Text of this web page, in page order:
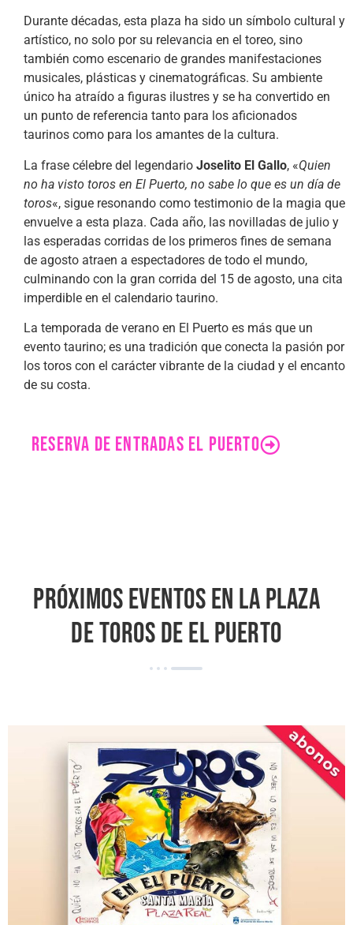
Durante décadas, esta plaza ha sido un símbolo cultural y
artístico, no solo por su relevancia en el toreo, sino
también como escenario de grandes manifestaciones
musicales, plásticas y cinematográficas. Su ambiente
único ha atraído a figuras ilustres y se ha convertido en
un punto de referencia tanto para los aficionados
taurinos como para los amantes de la cultura.
La frase célebre del legendario Joselito El Gallo, «Quien
no ha visto toros en El Puerto, no sabe lo que es un día de
toros«, sigue resonando como testimonio de la magia que
envuelve a esta plaza. Cada año, las novilladas de julio y
las esperadas corridas de los primeros fines de semana
de agosto atraen a espectadores de todo el mundo,
culminando con la gran corrida del 15 de agosto, una cita
imperdible en el calendario taurino.
La temporada de verano en El Puerto es más que un
evento taurino; es una tradición que conecta la pasión por
los toros con el carácter vibrante de la ciudad y el encanto
de su costa.
RESERVA DE ENTRADAS EL PUERTO
Próximos eventos en la Plaza
de toros de El Puerto